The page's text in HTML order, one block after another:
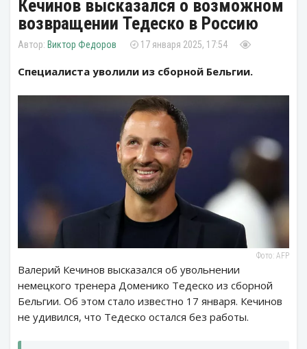
Кечинов высказался о возможном
возвращении Тедеско в Россию
Виктор Федоров 17 января 2025, 17:54
Специалиста уволили из сборной Бельгии.
Фото: AFP
Валерий Кечинов высказался об увольнении
немецкого тренера Доменико Тедеско из сборной
Бельгии. Об этом стало известно 17 января. Кечинов
не удивился, что Тедеско остался без работы.